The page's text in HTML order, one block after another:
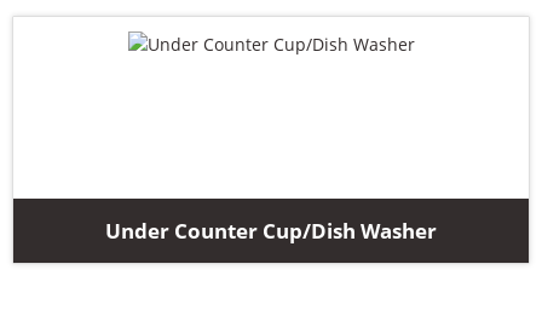
Under Counter Cup/Dish Washer